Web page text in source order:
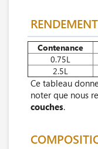
Contenance
0.75L
2.5L
Ce tableau
noter que nous
couches.